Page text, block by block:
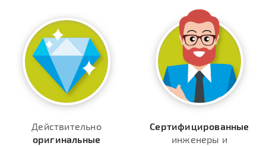
Действительно
оригинальные
Сертифицированные
инженеры и